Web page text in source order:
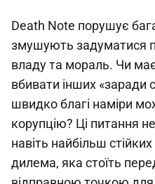
Death Note порушує
змушують задуматися
владу та мораль. Чи
вбивати інших «заради
швидко благі наміри
корупцію? Ці питання
навіть найбільш
дилема, яка стоїть